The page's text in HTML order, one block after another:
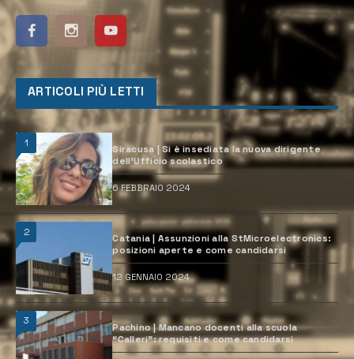
ARTICOLI PIÙ LETTI
1
Siracusa | Si è insediata la nuova dirigente
dell’Ufficio scolastico
6 FEBBRAIO 2024
2
Catania | Assunzioni alla StMicroelectronics:
posizioni aperte e come candidarsi
12 GENNAIO 2024
3
Pachino | Mancano docenti alla scuola
“Calleri”: requisiti e come candidarsi